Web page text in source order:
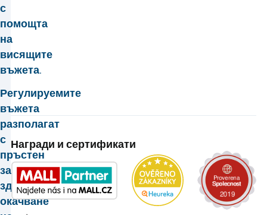
с
помощта
на
висящите
въжета.
Регулируемите
въжета
разполагат
с
пръстен
за
здраво
окачване
Награди и сертификати